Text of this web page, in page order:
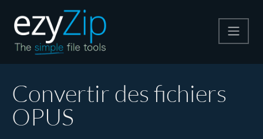
Décompresser
Convertir des fichiers
OPUS